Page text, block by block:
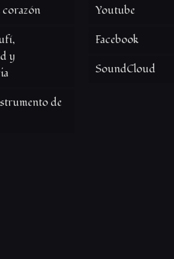
corazón
y
de
Youtube
Facebook
SoundCloud